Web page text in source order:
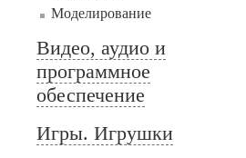
Моделирование
Видео, аудио и
программное
обеспечение
Игры. Игрушки